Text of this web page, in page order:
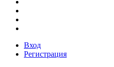
Вход
Регистрация